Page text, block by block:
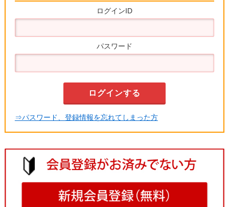
ログインID
パスワード
⇒パスワード、登録情報を忘れてしまった方